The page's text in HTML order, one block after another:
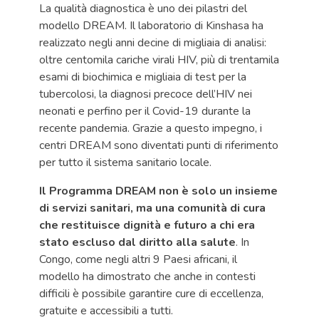
La qualità diagnostica è uno dei pilastri del
modello DREAM. Il laboratorio di Kinshasa ha
realizzato negli anni decine di migliaia di analisi:
oltre centomila cariche virali HIV, più di trentamila
esami di biochimica e migliaia di test per la
tubercolosi, la diagnosi precoce dell’HIV nei
neonati e perfino per il Covid-19 durante la
recente pandemia. Grazie a questo impegno, i
centri DREAM sono diventati punti di riferimento
per tutto il sistema sanitario locale.
Il Programma DREAM non è solo un insieme
di servizi sanitari, ma una comunità di cura
che restituisce dignità e futuro a chi era
stato escluso dal diritto alla salute. In
Congo, come negli altri 9 Paesi africani, il
modello ha dimostrato che anche in contesti
difficili è possibile garantire cure di eccellenza,
gratuite e accessibili a tutti.